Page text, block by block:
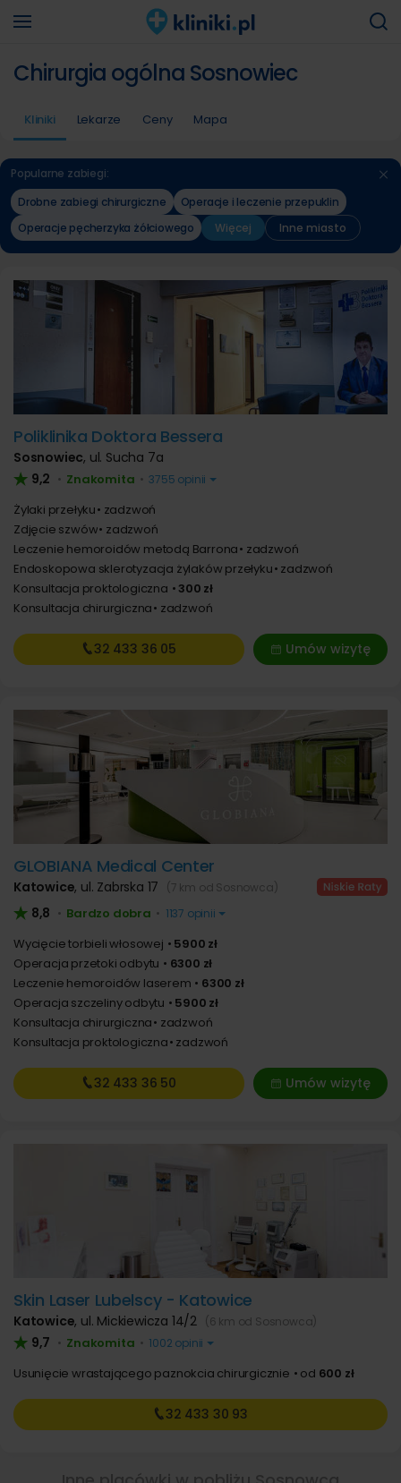
Chirurgia ogólna Sosnowiec
Kliniki Lekarze Ceny Mapa
Popularne zabiegi:
Drobne zabiegi chirurgiczne
Operacje i leczenie przepuklin
Operacje pęcherzyka żółciowego
Więcej Inne miasto
Poliklinika Doktora Bessera
Sosnowiec, ul. Sucha 7a
9,2 • Znakomita • 3755 opinii
Żylaki przełyku zadzwoń
Zdjęcie szwów zadzwoń
Leczenie hemoroidów metodą Barrona zadzwoń
Endoskopowa sklerotyzacja żylaków przełyku zadzwoń
Konsultacja proktologiczna
300 zł
Konsultacja chirurgiczna zadzwoń
Umów wizytę
32 433 36 05
GLOBIANA Medical Center
Katowice, ul. Zabrska 17 (7 km od Sosnowca)
8,8 • Bardzo dobra • 1137 opinii
Wycięcie torbieli włosowej
5900 zł
Operacja przetoki odbytu
6300 zł
Leczenie hemoroidów laserem
6300 zł
Operacja szczeliny odbytu
5900 zł
Konsultacja chirurgiczna zadzwoń
Konsultacja proktologiczna zadzwoń
Umów wizytę
32 433 36 50
Skin Laser Lubelscy - Katowice
Katowice, ul. Mickiewicza 14/2 (6 km od Sosnowca)
9,7 • Znakomita • 1002 opinii
Usunięcie wrastającego paznokcia chirurgicznie od 600 zł
32 433 30 93